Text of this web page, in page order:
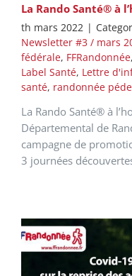
La Rando Santé® à
th mars 2022 |
Newsletter #3 / mars
fédérale, FFRandonnée,
Label Santé, Lettre
santé, randonnée
La Rando Santé® à
Départemental de
campagne de
3 journées